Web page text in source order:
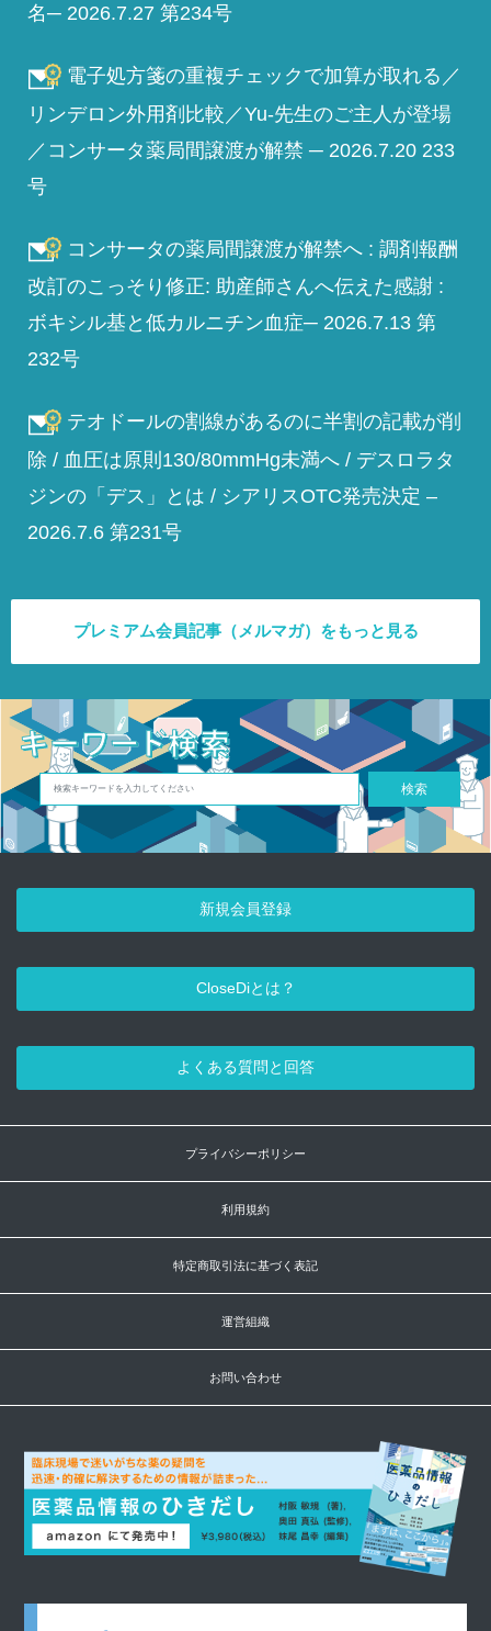
名─ 2026.7.27 第234号
電子処方箋の重複チェックで加算が取れる／
リンデロン外用剤比較／Yu-先生のご主人が登場
／コンサータ薬局間譲渡が解禁 ─ 2026.7.20 233
号
コンサータの薬局間譲渡が解禁へ : 調剤報酬
改訂のこっそり修正: 助産師さんへ伝えた感謝 :
ボキシル基と低カルニチン血症─ 2026.7.13 第
232号
テオドールの割線があるのに半割の記載が削
除 / 血圧は原則130/80mmHg未満へ / デスロラタ
ジンの「デス」とは / シアリスOTC発売決定 –
2026.7.6 第231号
プレミアム会員記事（メルマガ）をもっと見る
検索
新規会員登録
CloseDiとは？
よくある質問と回答
プライバシーポリシー
利用規約
特定商取引法に基づく表記
運営組織
お問い合わせ